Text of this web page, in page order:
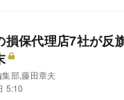
損保代理店7社が反
部,藤田章夫
5:10